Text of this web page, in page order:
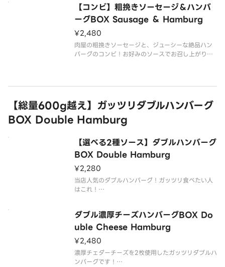
ライスは大盛無料でご用意しております。
【商品内容】
粗挽き目玉焼
【コンビ】粗挽きソーセージ＆ハンバ
ーグBOX Sausage ＆ Hamburg
¥2,480
肉屋の粗挽きソーセージと、ジューシーな絶品ハン
バーグのコンビ！お好みのソースでお召し上がりい
ライスは大盛無料でご用意しております。
【総量600g越え】ガッツリダブルハンバーグ
BOX Double Hamburg
【選べる2種ソース】ダブルハンバーグ
BOX Double Hamburg
¥2,280
当店人気のダブルハンバーグ！ガッツリ食べたい人
はこれ！
お好みに合わせて、2種類のソースをお選びいただけ
ライスは大盛無料でご用意しております。
【商品内
ダブル濃厚チーズハンバーグBOX Do
uble Cheese Hamburg
¥2,480
濃厚チェダーチーズを2枚使用したガッツリダブルハ
ンバーグです！